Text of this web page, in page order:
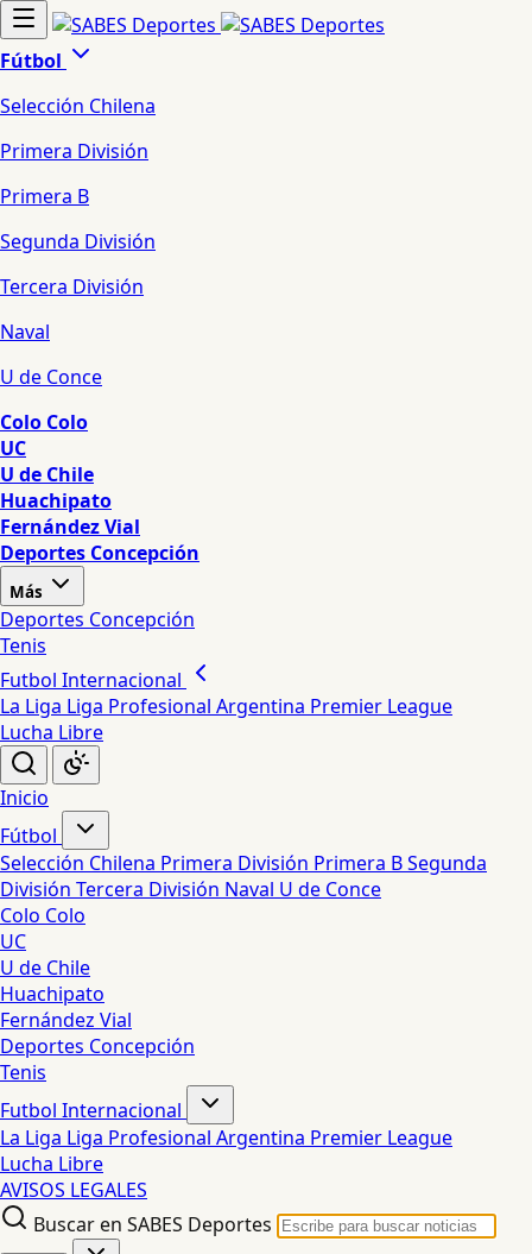
Fútbol
Selección Chilena
Primera División
Primera B
Segunda División
Tercera División
Naval
U de Conce
Colo Colo
UC
U de Chile
Huachipato
Fernández Vial
Deportes Concepción
Más
Deportes Concepción
Tenis
Futbol Internacional
La Liga Liga Profesional Argentina Premier League
Lucha Libre
Inicio
Fútbol
Selección Chilena Primera División Primera BSegunda
División Tercera División Naval U de Conce
Colo Colo
UC
U de Chile
Huachipato
Fernández Vial
Deportes Concepción
Tenis
Futbol Internacional
La Liga Liga Profesional Argentina Premier League
Lucha Libre
AVISOS LEGALES
Buscar en SABES Deportes